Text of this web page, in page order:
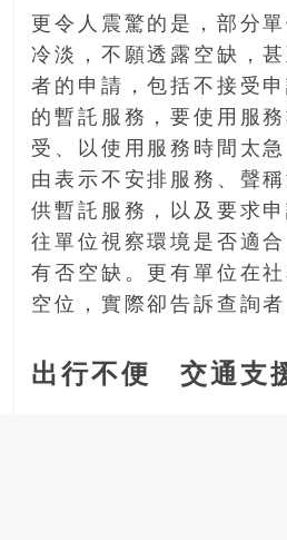
更令人震驚的是，部分
冷淡，不願透露空缺，
者的申請，包括不接受
的暫託服務，要使用服
受、以使用服務時間太
由表示不安排服務、聲
供暫託服務，以及要求
往單位視察環境是否適
有否空缺。更有單位在
空位，實際卻告訴查詢者
出行不便 交通支